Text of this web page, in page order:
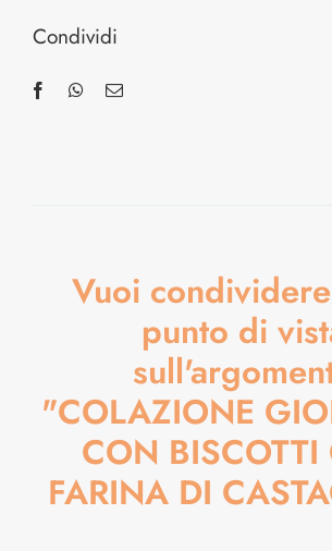
Condividi
Vuoi
punto di
"COLAZIONE
CON BISCOTTI
FARINA DI